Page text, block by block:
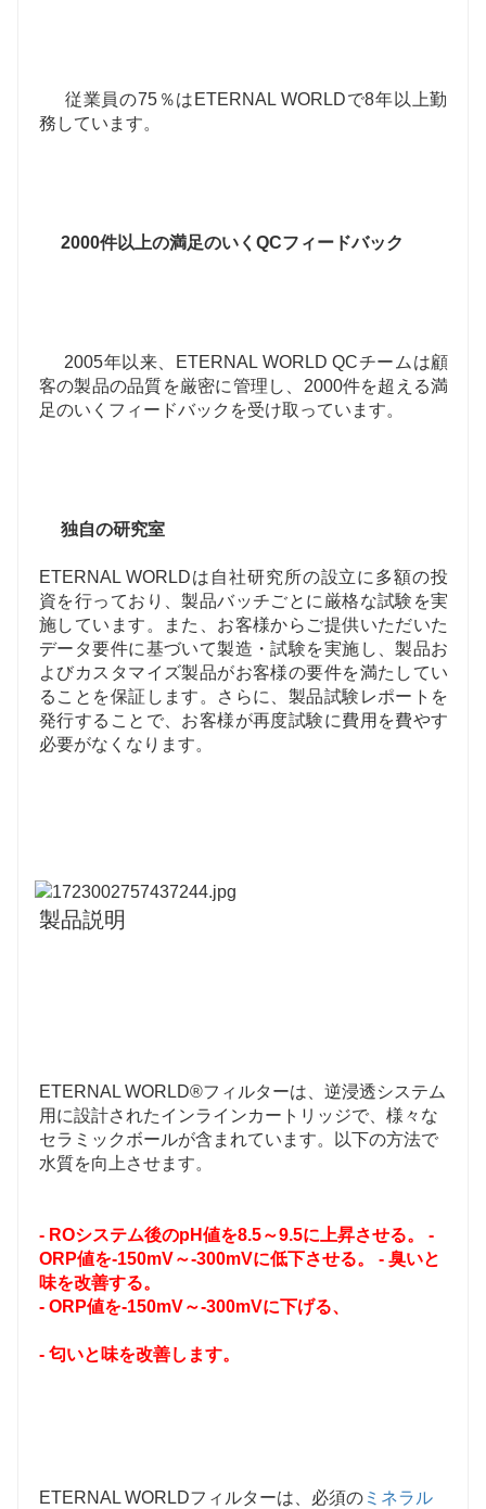
従業員の75％はETERNAL WORLDで8年以上勤
務しています。
2000件以上の満足のいくQCフィードバック
客の製品の品質を厳密に管理し、2000件を超える満
足のいくフィードバックを受け取っています。
独自の研究室
ETERNAL WORLDは自社研究所の設立に多額の投
資を行っており、製品バッチごとに厳格な試験を実
施しています。また、お客様からご提供いただいた
データ要件に基づいて製造・試験を実施し、製品お
よびカスタマイズ製品がお客様の要件を満たしてい
ることを保証します。さらに、製品試験レポートを
発行することで、お客様が再度試験に費用を費やす
必要がなくなります。
製品説明
ETERNAL WORLD®フィルターは、逆浸透システム
用に設計されたインラインカートリッジで、様々な
セラミックボールが含まれています。以下の方法で
水質を向上させます。
- ROシステム後のpH値を8.5～9.5に上昇させる。 -
ORP値を-150mV～-300mVに低下させる。 - 臭いと
味を改善する。
- ORP値を-150mV～-300mVに下げる、
- 匂いと味を改善します。
ETERNAL WORLDフィルターは、必須の ミネラル